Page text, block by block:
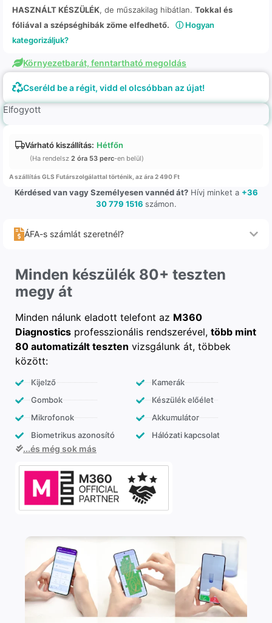
HASZNÁLT KÉSZÜLÉK, de műszakilag hibátlan. Tokkal és
fóliával a szépséghibák zöme elfedhető.
ⓘ Hogyan
kategorizáljuk?
Környezetbarát, fenntartható megoldás
Cseréld be a régit, vidd el olcsóbban az újat!
Elfogyott
Várható kiszállítás: Hétfőn
(Ha rendelsz 2 óra 53 perc-en belül)
A szállítás GLS Futárszolgálattal történik, az ára 2 490 Ft
Kérdésed van vagy Személyesen vannéd át?Hívj minket a +36
30 779 1516 számon.
ÁFA-s számlát szeretnél?
Minden készülék 80+ teszten
megy át
Minden nálunk eladott telefont az M360
Diagnostics professzionális rendszerével, több mint
80 automatizált teszten vizsgálunk át, többek
között:
Kijelző
Gombok
Mikrofonok
Biometrikus azonosító
Kamerák
Készülék előélet
Akkumulátor
Hálózati kapcsolat
...és még sok más